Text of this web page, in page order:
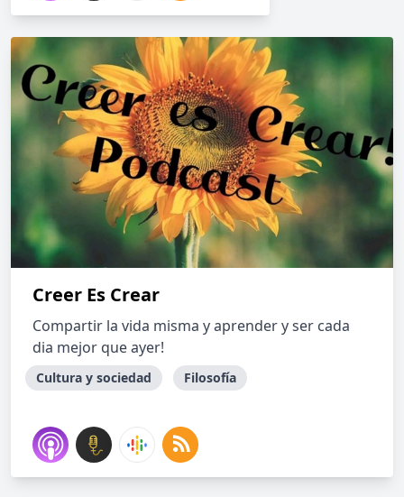
Creer Es Crear
Compartir la vida misma y aprender y ser cada
dia mejor que ayer!
Cultura y sociedad Filosofía